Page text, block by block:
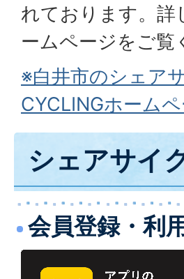
れております。詳
ームページをご覧
※白井市のシェア
CYCLINGホームペ
シェアサイ
会員登録・利